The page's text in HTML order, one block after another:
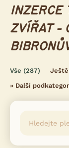
INZERCE
ZVÍŘAT -
Vše (287)
» Další